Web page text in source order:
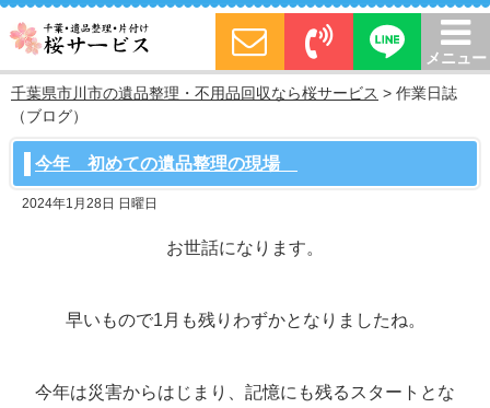
メニュー
千葉県市川市の遺品整理・不用品回収なら桜サービス > 作業日誌
（ブログ）
今年 初めての遺品整理の現場
2024年1月28日 日曜日
お世話になります。
早いもので1月も残りわずかとなりましたね。
今年は災害からはじまり、記憶にも残るスタートとな